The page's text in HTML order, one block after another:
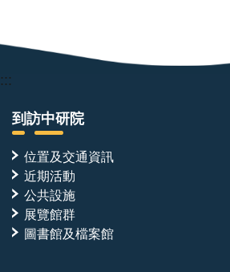
:::
到訪中研院
位置及交通資訊
近期活動
公共設施
展覽館群
圖書館及檔案館